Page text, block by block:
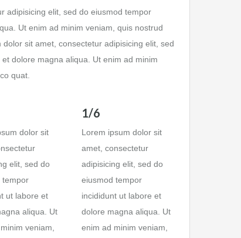
adipisicing elit, sed do eiusmod tempor
Ut enim ad minim veniam, quis nostrud
sit amet, consectetur adipisicing elit, sed
dolore magna aliqua. Ut enim ad minim
quat.
dolor sit
elit, sed do
tempor
ut labore et
aliqua. Ut
veniam,
1/6
Lorem ipsum dolor sit
amet, consectetur
adipisicing elit, sed do
eiusmod tempor
incididunt ut labore et
dolore magna aliqua. Ut
enim ad minim veniam,